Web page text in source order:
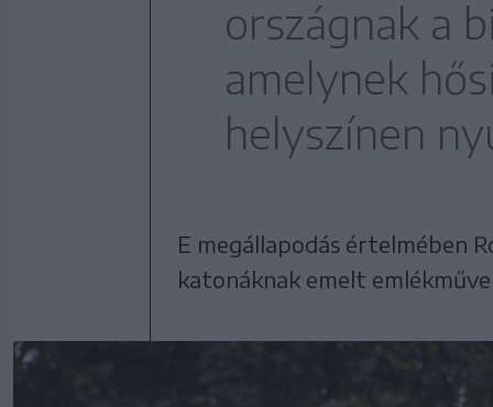
országnak a
amelynek
helyszínen
E megállapodás értelmében
katonáknak emelt